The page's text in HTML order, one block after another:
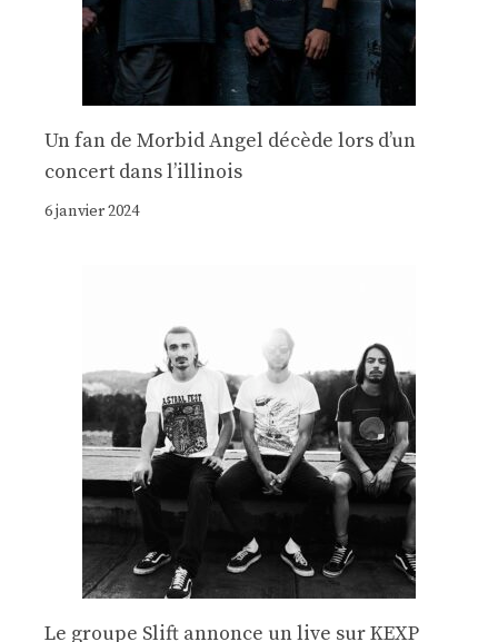
Un fan de Morbid Angel décède lors d’un
concert dans l’illinois
6 janvier 2024
Le groupe Slift annonce un live sur KEXP